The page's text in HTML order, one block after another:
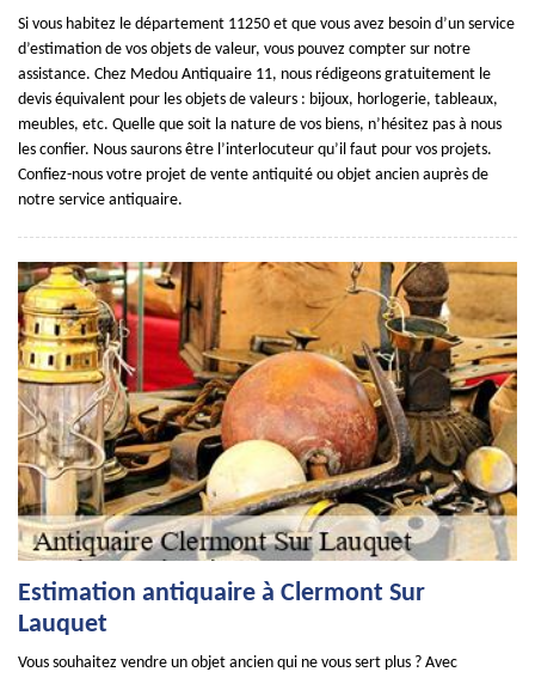
Si vous habitez le département 11250 et que vous avez besoin d’un service
d’estimation de vos objets de valeur, vous pouvez compter sur notre
assistance. Chez Medou Antiquaire 11, nous rédigeons gratuitement le
devis équivalent pour les objets de valeurs : bijoux, horlogerie, tableaux,
meubles, etc. Quelle que soit la nature de vos biens, n’hésitez pas à nous
les confier. Nous saurons être l’interlocuteur qu’il faut pour vos projets.
Confiez-nous votre projet de vente antiquité ou objet ancien auprès de
notre service antiquaire.
Estimation antiquaire à Clermont Sur
Lauquet
Vous souhaitez vendre un objet ancien qui ne vous sert plus ? Avec